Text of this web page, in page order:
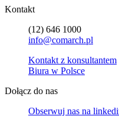
Kontakt
(12) 646 1000
info@comarch.pl
Kontakt z konsultantem
Biura w Polsce
Dołącz do nas
Obserwuj nas na